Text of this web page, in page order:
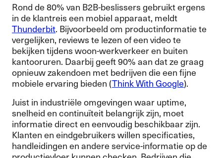
Rond de 80% van B2B-beslissers gebruikt ergens
in de klantreis een mobiel apparaat, meldt
Thunderbit. Bijvoorbeeld om productinformatie te
vergelijken, reviews te lezen of een video te
bekijken tijdens woon-werkverkeer en buiten
kantooruren. Daarbij geeft 90% aan dat ze graag
opnieuw zakendoen met bedrijven die een fijne
mobiele ervaring bieden (Think With Google).
Juist in industriële omgevingen waar uptime,
snelheid en continuïteit belangrijk zijn, moet
informatie direct en eenvoudig beschikbaar zijn.
Klanten en eindgebruikers willen specificaties,
handleidingen en andere service-informatie op de